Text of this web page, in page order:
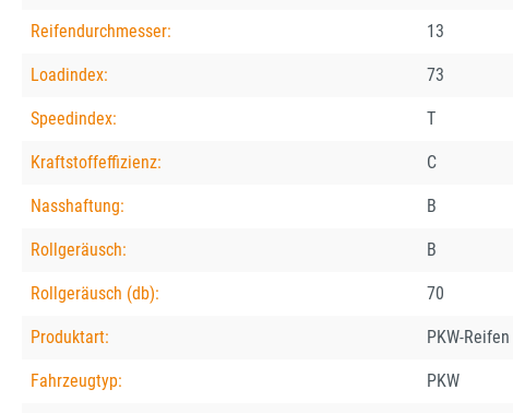
Reifendurchmesser: 13
Loadindex: 73
Speedindex: T
Kraftstoffeffizienz: C
Nasshaftung: B
Rollgeräusch: B
Rollgeräusch (db): 70
Produktart: PKW-Reifen
Fahrzeugtyp: PKW